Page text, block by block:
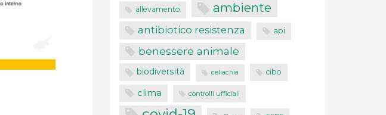
allevamento ambiente
antibiotico resistenza api
benessere animale
biodiversità celiachia cibo
clima controlli ufficiali